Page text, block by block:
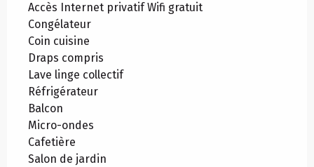
Accès Internet privatif Wifi gratuit
Congélateur
Coin cuisine
Draps compris
Lave linge collectif
Réfrigérateur
Balcon
Micro-ondes
Cafetière
Salon de jardin